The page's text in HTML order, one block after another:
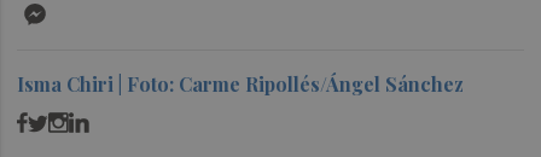
Isma Chiri | Foto: Carme Ripollés/Ángel Sánchez